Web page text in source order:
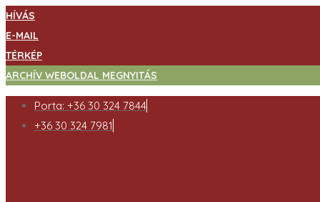
HÍVÁS
E-MAIL
TÉRKÉP
ARCHÍV WEBOLDAL MEGNYITÁS
Porta: +36 30 324 7844
+36 30 324 7981